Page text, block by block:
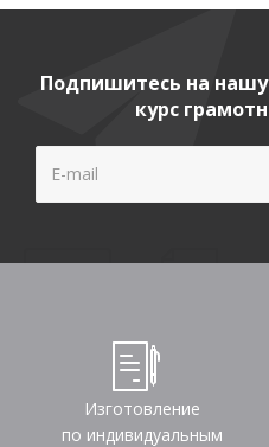
Подпишитесь на
курс
Изготовление
по индивидуальным